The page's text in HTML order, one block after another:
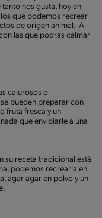
nos gusta, hoy en
que podemos recrear
de origen animal. A
las que podrás calmar
calurosos o
pueden preparar con
fruta fresca y un
que envidiarle a una
su receta tradicional está
podemos recrearla en
agar agar en polvo y un